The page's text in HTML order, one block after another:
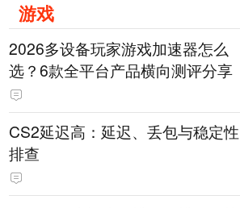
游戏
2026多设备玩家游戏加速器怎么
选？6款全平台产品横向测评分享
CS2延迟高：延迟、丢包与稳定性
排查